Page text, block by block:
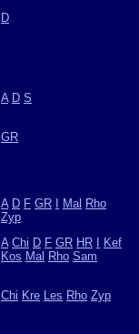
D
A D S
GR
A D F GR Mal Rho
Zyp
A Chi D F GR HR
Kef
Kos Mal Rho Sam
Chi Kre Les Rho Zyp